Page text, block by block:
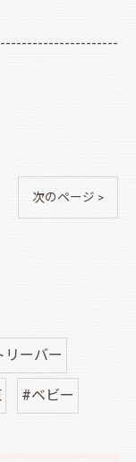
次のページ >
ーバー
#ベビー